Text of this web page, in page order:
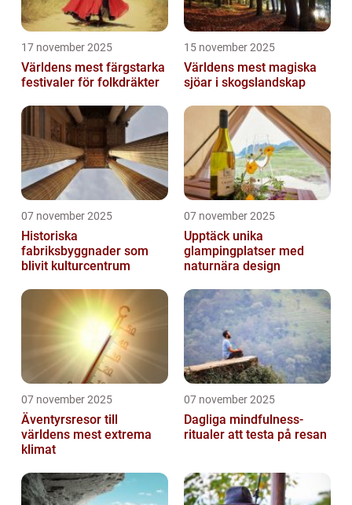
17 november 2025
Världens mest färgstarka
festivaler för folkdräkter
15 november 2025
Världens mest magiska
sjöar i skogslandskap
07 november 2025
Historiska
fabriksbyggnader som
blivit kulturcentrum
07 november 2025
Upptäck unika
glampingplatser med
naturnära design
07 november 2025
Äventyrsresor till
världens mest extrema
klimat
07 november 2025
Dagliga mindfulness-
ritualer att testa på resan